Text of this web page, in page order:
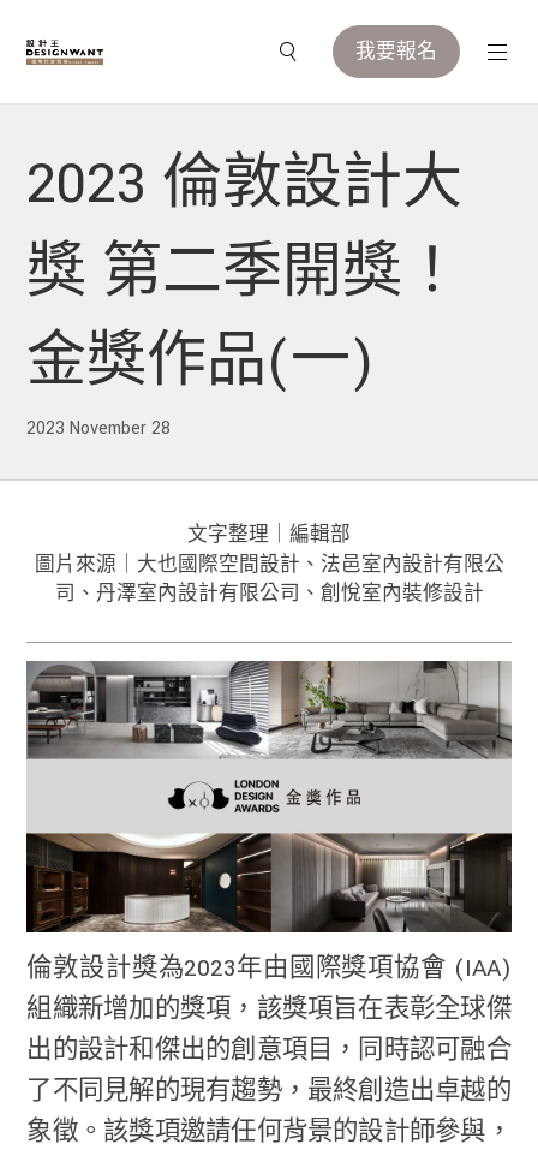
我要報名
2023 倫敦設計大
獎 第二季開獎！
金獎作品(一)
2023 November 28
文字整理｜編輯部
圖片來源｜大也國際空間設計、法邑室內設計有限公
司、丹澤室內設計有限公司、創悅室內裝修設計
倫敦設計獎為2023年由國際獎項協會 (IAA)
組織新增加的獎項，該獎項旨在表彰全球傑
出的設計和傑出的創意項目，同時認可融合
了不同見解的現有趨勢，最終創造出卓越的
象徵。該獎項邀請任何背景的設計師參與，